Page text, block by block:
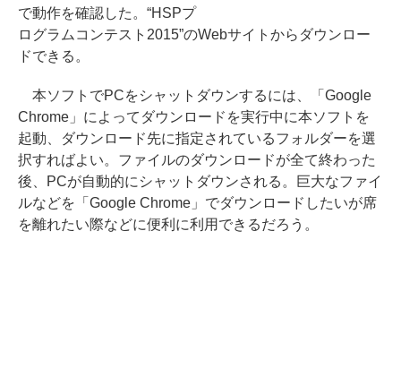
で動作を確認した。“HSPプ
ログラムコンテスト2015”のWebサイトからダウンロー
ドできる。
本ソフトでPCをシャットダウンするには、「Google
Chrome」によってダウンロードを実行中に本ソフトを
起動、ダウンロード先に指定されているフォルダーを選
択すればよい。ファイルのダウンロードが全て終わった
後、PCが自動的にシャットダウンされる。巨大なファイ
ルなどを「Google Chrome」でダウンロードしたいが席
を離れたい際などに便利に利用できるだろう。